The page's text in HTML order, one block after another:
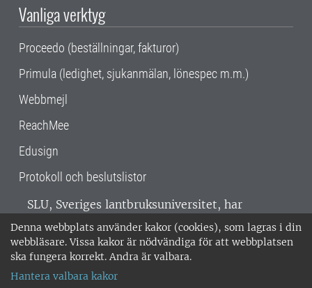
Denna webbplats använder kakor (cookies), som lagras i din
webbläsare. Vissa kakor är nödvändiga för att webbplatsen
ska fungera korrekt. Andra är valbara.
Hantera valbara kakor
Vanliga verktyg
Proceedo (beställningar, fakturor)
Primula (ledighet, sjukanmälan, lönespec m.m.)
Webbmejl
ReachMee
Edusign
Protokoll och beslutslistor
SLU, Sveriges lantbruksuniversitet, har
verksamhet över hela Sverige. Huvudorter är
Alnarp, Uppsala och Umeå.SLU är
miljöcertifierat enligt ISO 14001. •
018-67 10 00 • Org nr: 202100-2817 •